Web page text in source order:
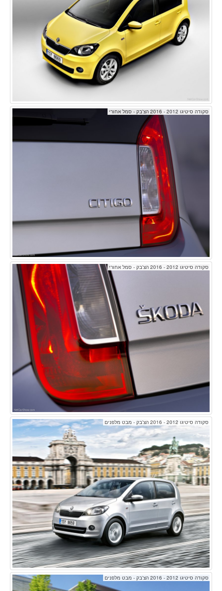
סקודה סיטיגו 2012 - 2016 הצ'בק - סמל אחורי
סקודה סיטיגו 2012 - 2016 הצ'בק - סמל אחורי
סקודה סיטיגו 2012 - 2016 הצ'בק - מבט מלפנים
סקודה סיטיגו 2012 - 2016 הצ'בק - מבט מלפנים